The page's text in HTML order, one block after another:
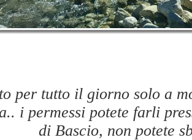
per tutto il giorno solo a
i permessi potete farli
di Bascio, non potete